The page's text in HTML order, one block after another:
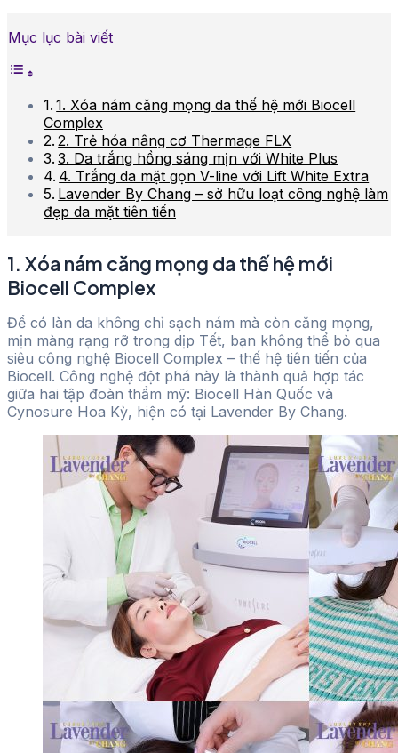
Mục lục bài viết
1. Xóa nám căng mọng da thế hệ mới Biocell
Complex
2. Trẻ hóa nâng cơ Thermage FLX
3. Da trắng hồng sáng mịn với White Plus
4. Trắng da mặt gọn V-line với Lift White Extra
Lavender By Chang – sở hữu loạt công nghệ làm
đẹp da mặt tiên tiến
1. Xóa nám căng mọng da thế hệ mới
Biocell Complex
Để có làn da không chỉ sạch nám mà còn căng mọng,
mịn màng rạng rỡ trong dịp Tết, bạn không thể bỏ qua
siêu công nghệ Biocell Complex – thế hệ tiên tiến của
Biocell. Công nghệ đột phá này là thành quả hợp tác
giữa hai tập đoàn thẩm mỹ: Biocell Hàn Quốc và
Cynosure Hoa Kỳ, hiện có tại Lavender By Chang.